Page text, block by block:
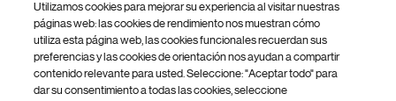
Footer Site Search
Utilizamos cookies para mejorar su experiencia al visitar nuestras
páginas web: las cookies de rendimiento nos muestran cómo
utiliza esta página web, las cookies funcionales recuerdan sus
preferencias y las cookies de orientación nos ayudan a compartir
contenido relevante para usted. Seleccione: "Aceptar todo" para
dar su consentimiento a todas las cookies, seleccione